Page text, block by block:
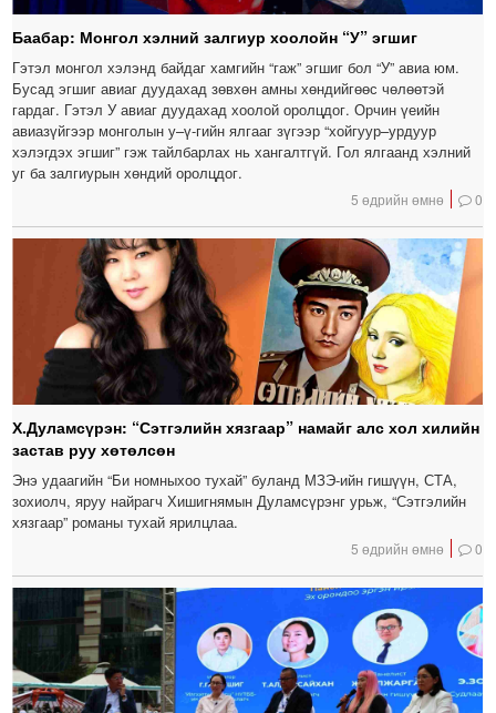
Баабар: Монгол хэлний залгиур хоолойн “У” эгшиг
Гэтэл монгол хэлэнд байдаг хамгийн “гаж” эгшиг бол “У” авиа юм.
Бусад эгшиг авиаг дуудахад зөвхөн амны хөндийгөөс чөлөөтэй
гардаг. Гэтэл У авиаг дуудахад хоолой оролцдог. Орчин үеийн
авиазүйгээр монголын у–ү-гийн ялгааг зүгээр “хойгуур–урдуур
хэлэгдэх эгшиг” гэж тайлбарлах нь хангалтгүй. Гол ялгаанд хэлний
уг ба залгиурын хөндий оролцдог.
5 өдрийн өмнө 0
Х.Дуламсүрэн: “Сэтгэлийн хязгаар” намайг алс хол хилийн
застав руу хөтөлсөн
Энэ удаагийн “Би номныхоо тухай” буланд МЗЭ-ийн гишүүн, СТА,
зохиолч, яруу найрагч Хишигнямын Дуламсүрэнг урьж, “Сэтгэлийн
хязгаар” романы тухай ярилцлаа.
5 өдрийн өмнө 0